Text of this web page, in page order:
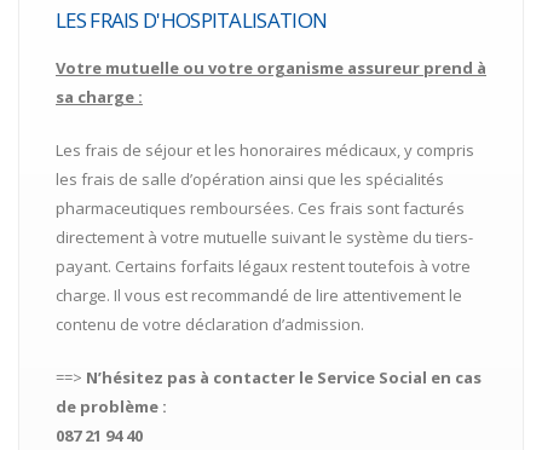
LES FRAIS D'HOSPITALISATION
Votre mutuelle ou votre organisme assureur prend à
sa charge :
Les frais de séjour et les honoraires médicaux, y compris
les frais de salle d’opération ainsi que les spécialités
pharmaceutiques remboursées. Ces frais sont facturés
directement à votre mutuelle suivant le système du tiers-
payant. Certains forfaits légaux restent toutefois à votre
charge. Il vous est recommandé de lire attentivement le
contenu de votre déclaration d’admission.
==> N’hésitez pas à contacter le Service Social en cas
de problème :
087 21 94 40